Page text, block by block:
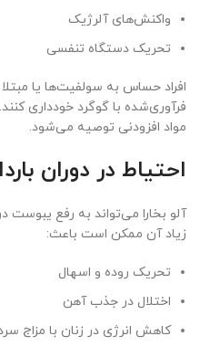
واکنش‌های آلرژیک
تحریک دستگاه تنفسی
افراد حساس به سولفیت‌ها یا
فرآوری‌شده با گوگرد خودداری
مواد افزودنی توصیه می‌شود.
احتیاط در دوران
آلو بخارا می‌تواند به رفع یبوست
زیاد آن ممکن است باعث:
تحریک روده و اسهال
اختلال در جذب آهن
کاهش انرژی در زنان با مزاج